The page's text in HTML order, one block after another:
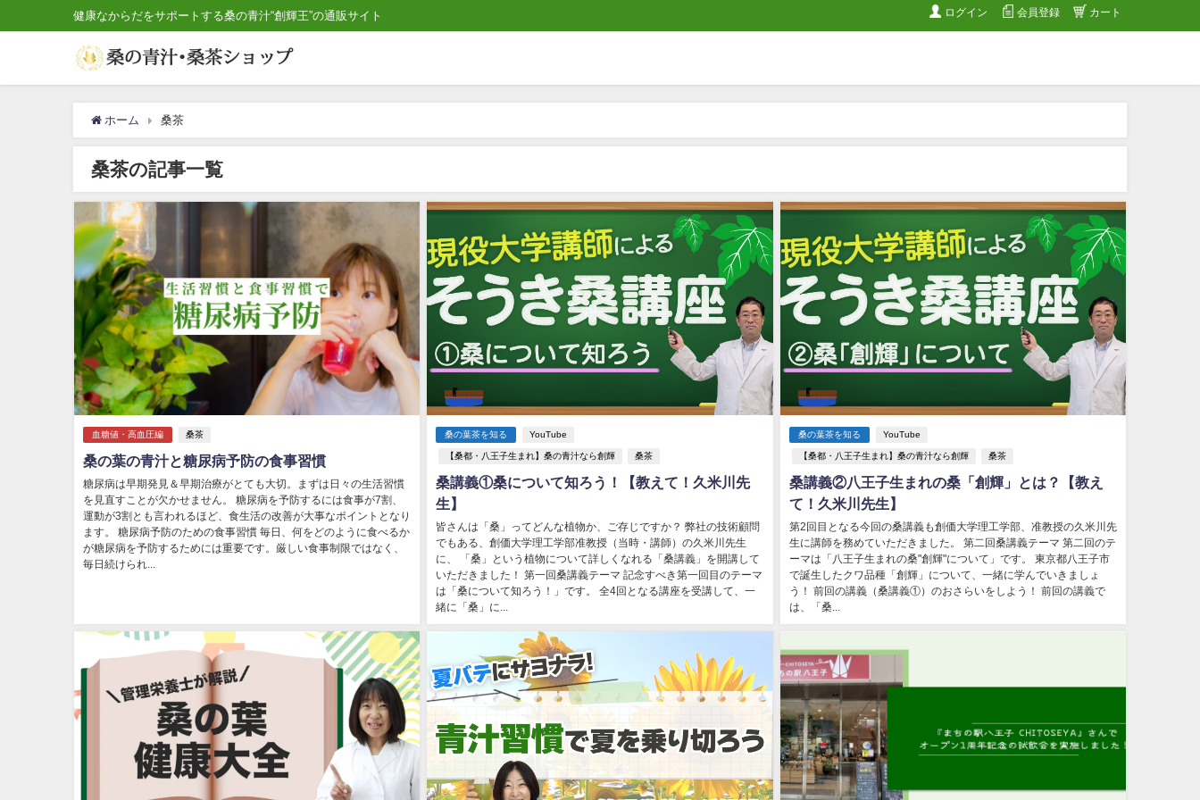
健康なからだをサポートする桑の青汁“創輝王”の通販サイト ログイン 会員登録 カート
ホーム 桑茶
桑茶の記事一覧
血糖値・高血圧編 桑茶
桑の葉の青汁と糖尿病予防の食事習慣
糖尿病は早期発見＆早期治療がとても大切。まずは日々の生活習慣
を見直すことが欠かせません。 糖尿病を予防するには食事が7割、
運動が3割とも言われるほど、食生活の改善が大事なポイントとなり
ます。 糖尿病予防のための食事習慣 毎日、何をどのように食べるか
が糖尿病を予防するためには重要です。厳しい食事制限ではなく、
毎日続けられ...
桑の葉茶を知る YouTube
【桑都・八王子生まれ】桑の青汁なら創輝 桑茶
桑講義①桑について知ろう！【教えて！久米川先
生】
皆さんは「桑」ってどんな植物か、ご存じですか？ 弊社の技術顧問
でもある、創価大学理工学部准教授（当時・講師）の久米川先生
に、 「桑」という植物について詳しくなれる「桑講義」を開講して
いただきました！ 第一回桑講義テーマ 記念すべき第一回目のテーマ
は「桑について知ろう！」です。 全4回となる講座を受講して、一
緒に「桑」に...
桑の葉茶を知る YouTube
【桑都・八王子生まれ】桑の青汁なら創輝 桑茶
桑講義②八王子生まれの桑「創輝」とは？【教え
て！久米川先生】
第2回目となる今回の桑講義も創価大学理工学部、准教授の久米川先
生に講師を務めていただきました。 第二回桑講義テーマ 第二回のテ
ーマは「八王子生まれの桑"創輝"について」です。 東京都八王子市
で誕生したクワ品種「創輝」について、一緒に学んでいきましょ
う！ 前回の講義（桑講義①）のおさらいをしよう！ 前回の講義で
は、「桑...